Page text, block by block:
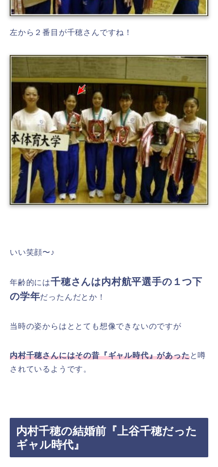
左から２番目が千穂さんですね！
いい笑顔〜♪
年齢的には千穂さんは内村航平選手の１つ下
の学年だったんだとか！
当時の姿からはととても想像できないのですが
内村千穂さんにはその昔『ギャル時代』があったと噂
されているようです。
内村千穂の結婚前『上谷千穂だった
ギャル時代』